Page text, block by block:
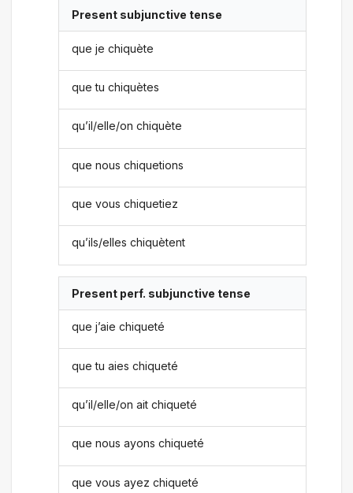
Present subjunctive tense
que je chiquète
que tu chiquètes
qu’il/elle/on chiquète
que nous chiquetions
que vous chiquetiez
qu’ils/elles chiquètent
Present perf. subjunctive tense
que j’aie chiqueté
que tu aies chiqueté
qu’il/elle/on ait chiqueté
que nous ayons chiqueté
que vous ayez chiqueté